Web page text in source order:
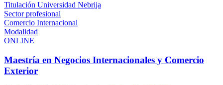
Titulación Universidad Nebrija
Sector profesional
Comercio Internacional
Modalidad
ONLINE
Maestría en Negocios Internacionales y Comercio
Exterior